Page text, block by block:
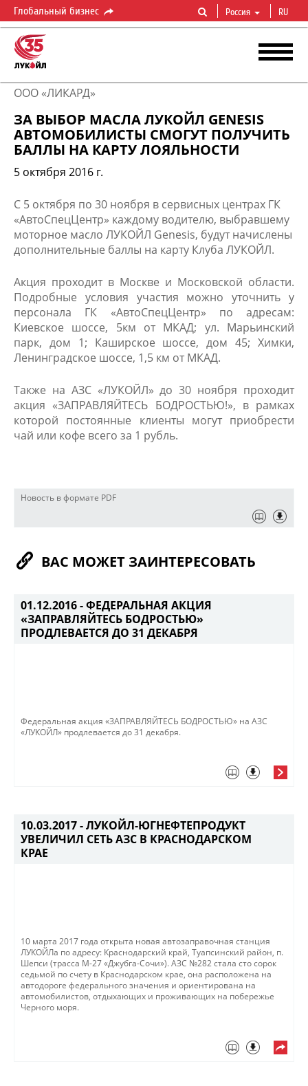
Глобальный бизнес Россия RU
ООО «ЛИКАРД»
ЗА ВЫБОР МАСЛА ЛУКОЙЛ GENESIS
АВТОМОБИЛИСТЫ СМОГУТ ПОЛУЧИТЬ
БАЛЛЫ НА КАРТУ ЛОЯЛЬНОСТИ
5 октября 2016 г.
​​С 5 октября по 30 ноября в сервисных центрах ГК
«АвтоСпецЦентр» каждому водителю, выбравшему
моторное масло ЛУКОЙЛ Genesis, будут начислены
дополнительные баллы на карту Клуба ЛУКОЙЛ.
Акция проходит в Москве и Московской области.
Подробные условия участия можно уточнить у
персонала ГК «АвтоСпецЦентр» по адресам:
Киевское шоссе, 5км от МКАД; ул. Марьинский
парк, дом 1; Каширское шоссе, дом 45; Химки,
Ленинградское шоссе, 1,5 км от МКАД.
Также на АЗС «ЛУКОЙЛ» до 30 ноября проходит
акция «ЗАПРАВЛЯЙТЕСЬ БОДРОСТЬЮ!», в рамках
которой постоянные клиенты могут приобрести
чай или кофе всего за 1 рубль.
Новость в формате PDF
ВАС МОЖЕТ ЗАИНТЕРЕСОВАТЬ
01.12.2016 -ФЕДЕРАЛЬНАЯ АКЦИЯ
«ЗАПРАВЛЯЙТЕСЬ БОДРОСТЬЮ»
ПРОДЛЕВАЕТСЯ ДО 31 ДЕКАБРЯ
Федеральная акция «ЗАПРАВЛЯЙТЕСЬ БОДРОСТЬЮ» на АЗС
«ЛУКОЙЛ» продлевается до 31 декабря.​
10.03.2017 -ЛУКОЙЛ-ЮГНЕФТЕПРОДУКТ
УВЕЛИЧИЛ СЕТЬ АЗС В КРАСНОДАРСКОМ
КРАЕ
​​​​10 марта 2017 года открыта новая автозаправочная станция
ЛУКОЙЛа по адресу: Краснодарский край, Туапсинский район, п.
Шепси (трасса М-27 «Джубга-Сочи»). АЗС №282 стала сто сорок
седьмой по счету в Краснодарском крае, она расположена на
автодороге федерального значения и ориентирована на
автомобилистов, отдыхающих и проживающих на побережье
Черного моря.